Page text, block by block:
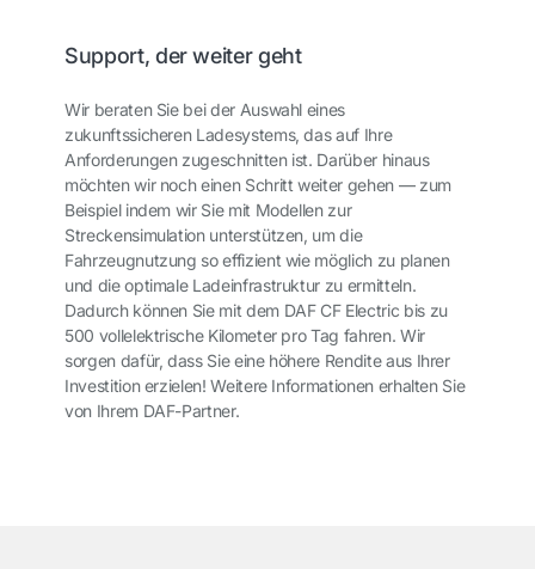
Support, der weiter geht
Wir beraten Sie bei der Auswahl eines
zukunftssicheren Ladesystems, das auf Ihre
Anforderungen zugeschnitten ist. Darüber hinaus
möchten wir noch einen Schritt weiter gehen — zum
Beispiel indem wir Sie mit Modellen zur
Streckensimulation unterstützen, um die
Fahrzeugnutzung so effizient wie möglich zu planen
und die optimale Ladeinfrastruktur zu ermitteln.
Dadurch können Sie mit dem DAF CF Electric bis zu
500 vollelektrische Kilometer pro Tag fahren. Wir
sorgen dafür, dass Sie eine höhere Rendite aus Ihrer
Investition erzielen! Weitere Informationen erhalten Sie
von Ihrem DAF-Partner.